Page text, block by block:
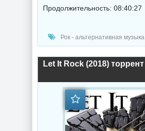
Продолжительность: 08:40:27
Рок - альтернативная музыка
Let It Rock (2018) торрент